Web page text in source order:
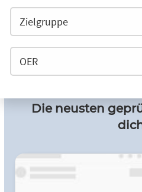
Die neusten